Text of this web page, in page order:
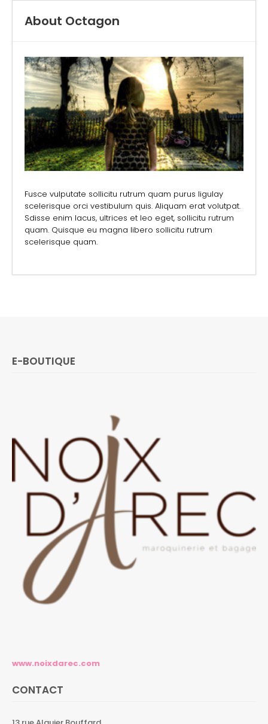
About Octagon
Fusce vulputate sollicitu rutrum quam purus ligulay
scelerisque orci vestibulum quis. Aliquam erat volutpat.
Sdisse enim lacus, ultrices et leo eget, sollicitu rutrum
quam. Quisque eu magna libero sollicitu rutrum
scelerisque quam.
E-BOUTIQUE
www.noixdarec.com
CONTACT